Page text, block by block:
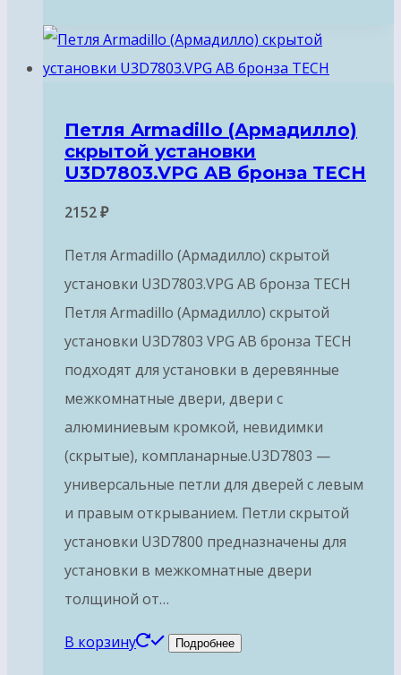
Петля Armadillo (Армадилло)
скрытой установки
U3D7803.VPG AB бронза TECH
2152₽
Петля Armadillo (Армадилло) скрытой
установки U3D7803.VPG AB бронза TECH
Петля Armadillo (Армадилло) скрытой
установки U3D7803 VPG AB бронза TECH
подходят для установки в деревянные
межкомнатные двери, двери с
алюминиевым кромкой, невидимки
(скрытые), компланарные.U3D7803 —
универсальные петли для дверей с левым
и правым открыванием. Петли скрытой
установки U3D7800 предназначены для
установки в межкомнатные двери
толщиной от…
В корзину Подробнее